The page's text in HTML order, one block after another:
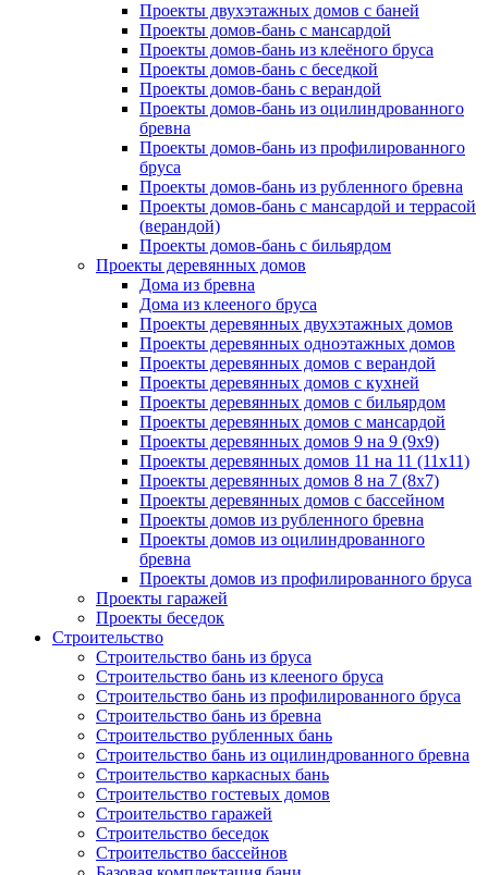
Проекты двухэтажных домов с баней
Проекты домов-бань с мансардой
Проекты домов-бань из клеёного бруса
Проекты домов-бань с беседкой
Проекты домов-бань с верандой
Проекты домов-бань из оцилиндрованного
бревна
Проекты домов-бань из профилированного
бруса
Проекты домов-бань из рубленного бревна
Проекты домов-бань с мансардой и террасой
(верандой)
Проекты домов-бань с бильярдом
Проекты деревянных домов
Дома из бревна
Дома из клееного бруса
Проекты деревянных двухэтажных домов
Проекты деревянных одноэтажных домов
Проекты деревянных домов с верандой
Проекты деревянных домов с кухней
Проекты деревянных домов с бильярдом
Проекты деревянных домов с мансардой
Проекты деревянных домов 9 на 9 (9x9)
Проекты деревянных домов 11 на 11 (11x11)
Проекты деревянных домов 8 на 7 (8x7)
Проекты деревянных домов с бассейном
Проекты домов из рубленного бревна
Проекты домов из оцилиндрованного
бревна
Проекты домов из профилированного бруса
Проекты гаражей
Проекты беседок
Строительство
Строительство бань из бруса
Строительство бань из клееного бруса
Строительство бань из профилированного бруса
Строительство бань из бревна
Строительство рубленных бань
Строительство бань из оцилиндрованного бревна
Строительство каркасных бань
Строительство гостевых домов
Строительство гаражей
Строительство беседок
Строительство бассейнов